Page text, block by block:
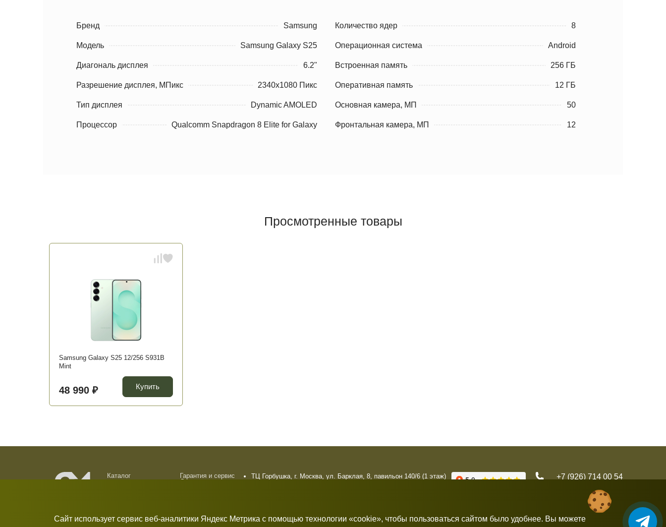
Бренд Samsung
Модель Samsung Galaxy S25
Диагональ дисплея 6.2"
Разрешение дисплея, МПикс 2340x1080 Пикс
Тип дисплея Dynamic AMOLED
Процессор Qualcomm Snapdragon 8 Elite for Galaxy
Количество ядер 8
Операционная система Android
Встроенная память 256 ГБ
Оперативная память 12 ГБ
Основная камера, МП 50
Фронтальная камера, МП 12
Просмотренные товары
Samsung Galaxy S25 12/256 S931B
Mint
48 990 ₽ Купить
Каталог
Гарантия и сервис
Доставка и оплата
ТЦ Горбушка, г. Москва, ул. Барклая, 8, павильон 140/6 (1 этаж)
+7 (926) 714 00 54
Сайт использует сервис веб-аналитики Яндекс Метрика с помощью технологии «cookie», чтобы пользоваться сайтом было удобнее. Вы можете